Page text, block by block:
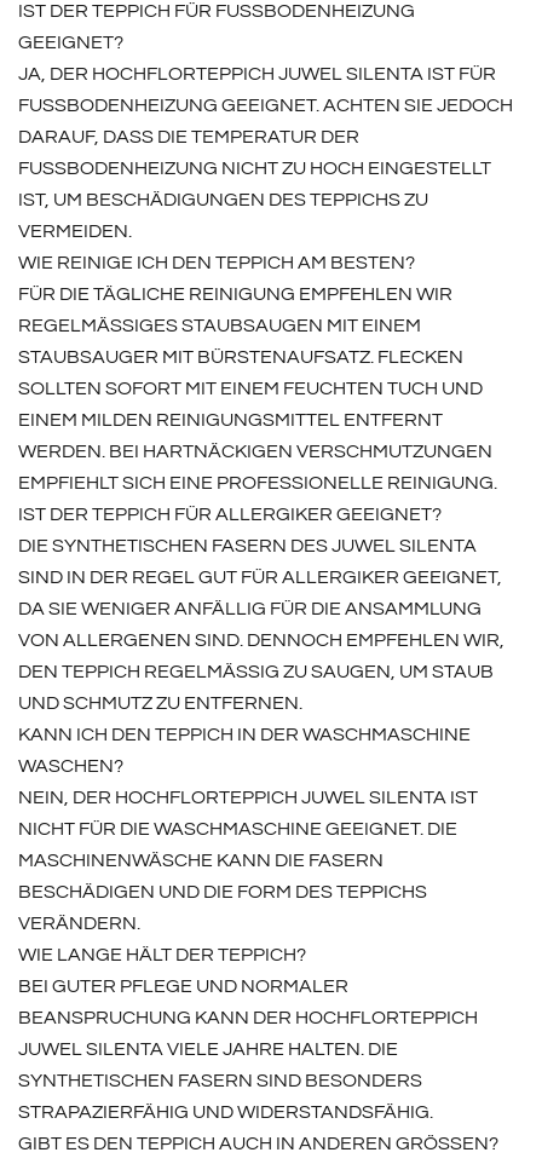
IST DER TEPPICH FÜR FUSSBODENHEIZUNG G
EEIGNET?
JA, DER HOCHFLORTEPPICH JUWEL SILENTA IST FÜR
FUSSBODENHEIZUNG GEEIGNET. ACHTEN SIE JEDOCH D
ARAUF, DASS DIE TEMPERATUR DER F
USSBODENHEIZUNG NICHT ZU HOCH EINGESTELLT IS
T, UM BESCHÄDIGUNGEN DES TEPPICHS ZU VE
RMEIDEN.
WIE REINIGE ICH DEN TEPPICH AM BESTEN?
FÜR DIE TÄGLICHE REINIGUNG EMPFEHLEN WIR
REGELMÄSSIGES STAUBSAUGEN MIT EINEM S
TAUBSAUGER MIT BÜRSTENAUFSATZ. FLECKEN S
OLLTEN SOFORT MIT EINEM FEUCHTEN TUCH UND E
INEM MILDEN REINIGUNGSMITTEL ENTFERNT W
ERDEN. BEI HARTNÄCKIGEN VERSCHMUTZUNGEN E
MPFIEHLT SICH EINE PROFESSIONELLE REINIGUNG.
IST DER TEPPICH FÜR ALLERGIKER GEEIGNET?
DIE SYNTHETISCHEN FASERN DES JUWEL SILENTA
SIND IN DER REGEL GUT FÜR ALLERGIKER GEEIGNET,
DA SIE WENIGER ANFÄLLIG FÜR DIE ANSAMMLUNG
VON ALLERGENEN SIND. DENNOCH EMPFEHLEN WIR,
DEN TEPPICH REGELMÄSSIG ZU SAUGEN, UM STAUB U
ND SCHMUTZ ZU ENTFERNEN.
KANN ICH DEN TEPPICH IN DER WASCHMASCHINE
WASCHEN?
NEIN, DER HOCHFLORTEPPICH JUWEL SILENTA IST
NICHT FÜR DIE WASCHMASCHINE GEEIGNET. DIE
MASCHINENWÄSCHE KANN DIE FASERN
BESCHÄDIGEN UND DIE FORM DES TEPPICHS
VERÄNDERN.
WIE LANGE HÄLT DER TEPPICH?
BEI GUTER PFLEGE UND NORMALER
BEANSPRUCHUNG KANN DER HOCHFLORTEPPICH
JUWEL SILENTA VIELE JAHRE HALTEN. DIE
SYNTHETISCHEN FASERN SIND BESONDERS
STRAPAZIERFÄHIG UND WIDERSTANDSFÄHIG.
GIBT ES DEN TEPPICH AUCH IN ANDEREN GRÖSSEN?